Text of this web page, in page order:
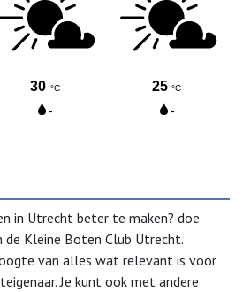
in Utrecht beter te maken? doe
de Kleine Boten Club Utrecht.
van alles wat relevant is voor
Je kunt ook met andere